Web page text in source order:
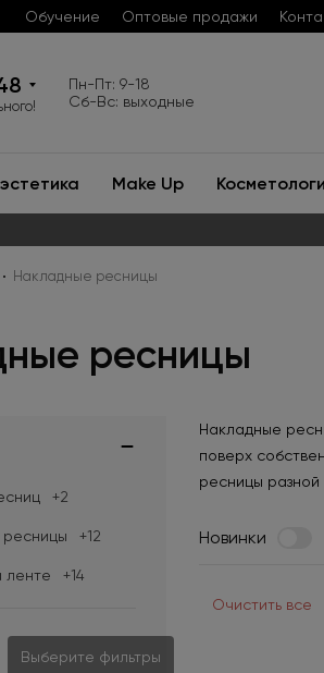
Обучение Оптовые продажи
Пн-Пт: 9-18
Сб-Вс: выходные
Make Up
Накладные ресницы
ресницы
+2
+12
ленте +14
Выберите фильтры
Накладные
поверх
ресницы
Новинки
Очистить все